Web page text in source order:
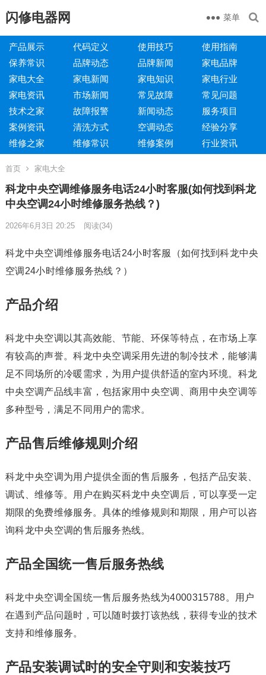
闪修电器网 菜单
产品展示 代码定义 使用技巧
使用指南
保养常识
品牌动态 品牌新闻
家电品牌
家电大全
家电新闻 家电知识
家电行业
家电资讯
市场新闻 常见故障
常见问题
技术之家
故障报警 新闻动态
服务项目
案例资讯
清洗方式 空调动态
经验分享
维修之家
维修常识 维修案例 行业资讯
首页 家电大全
科龙中央空调维修服务电话24小时客服(如何找到科龙
中央空调24小时维修服务热线？)
2026年6月3日 20:25 阅读(34)
科龙中央空调维修服务电话24小时客服（如何找到科龙中央
空调24小时维修服务热线？）
产品介绍
科龙中央空调以其高效能、节能、环保等特点，在市场上享
有较高的声誉。科龙中央空调采用先进的制冷技术，能够满
足不同场所的冷暖需求，为用户提供舒适的室内环境。科龙
中央空调产品线丰富，包括家用中央空调、商用中央空调等
多种型号，满足不同用户的需求。
产品售后维修规则介绍
科龙中央空调为用户提供全面的售后服务，包括产品安装、
调试、维修等。用户在购买科龙中央空调后，可以享受一定
期限的免费维修服务。具体的维修规则和期限，用户可以咨
询科龙中央空调的售后服务热线。
产品全国统一售后服务热线
科龙中央空调全国统一售后服务热线为4000315788。用户
在遇到产品问题时，可以随时拨打该热线，获得专业的技术
支持和维修服务。
产品安装调试时的安全守则和安装技巧